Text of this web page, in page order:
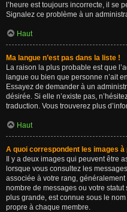
l’heure est toujours incorrecte, il se
Signalez ce problème à un
Haut
Ma langue n’est pas dans la liste !
La raison la plus probable est que
langue ou bien que personne n’ait
Essayez de demander à un
désirée. Si elle n’existe pas,
traduction. Vous trouverez plus
Haut
A quoi correspondent les images
Il y a deux images qui peuvent être
lorsque vous consultez les
associée à votre rang,
nombre de messages ou votre
plus grande, est connue sous le
propre à chaque membre.